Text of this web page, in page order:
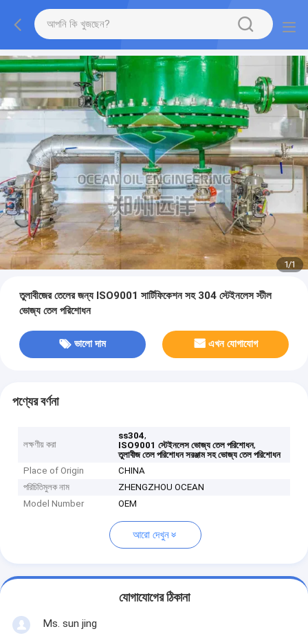
1/1
তুলাবীজের তেলের জন্য ISO9001 সার্টিফিকেশন সহ 304 স্টেইনলেস স্টীল
ভোজ্য তেল পরিশোধন
ভালো দাম এখন যোগাযোগ
পণ্যের বর্ণনা
লক্ষণীয় করা
ss304,
ISO9001 স্টেইনলেস ভোজ্য তেল পরিশোধন,
তুলাবীজ তেল পরিশোধন সরঞ্জাম সহ ভোজ্য তেল পরিশোধন
Place of Origin
CHINA
পরিচিতিমুলক নাম
ZHENGZHOU OCEAN
Model Number
OEM
আরো দেখুন
যোগাযোগের ঠিকানা
Ms. sun jing